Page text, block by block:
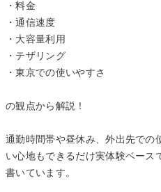
・料金
・通信速度
・大容量利用
・テザリング
・東京での使いやすさ
の観点から解説！
通勤時間帯や昼休み、外出先での
い心地もできるだけ実体験ベース
書いています。